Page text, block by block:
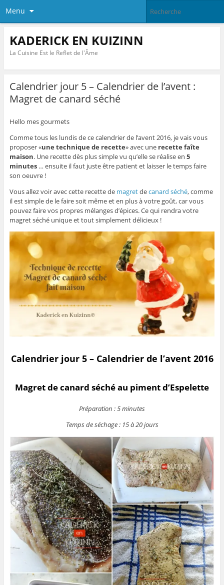
Menu
KADERICK EN KUIZINN
La Cuisine Est le Reflet de l'Âme
Calendrier jour 5 – Calendrier de l’avent :
Magret de canard séché
Hello mes gourmets
Comme tous les lundis de ce calendrier de l’avent 2016, je vais vous
proposer «une technique de recette» avec une recette faîte
maison. Une recette dès plus simple vu qu’elle se réalise en 5
minutes… ensuite il faut juste être patient et laisser le temps faire
son oeuvre !
Vous allez voir avec cette recette de magretdecanard séché, comme
il est simple de le faire soit même et en plus à votre goût, car vous
pouvez faire vos propres mélanges d’épices. Ce qui rendra votre
magret séché unique et tout simplement délicieux !
Calendrier jour 5 – Calendrier de l’avent 2016
Magret de canard séché au piment d’Espelette
Préparation : 5 minutes
Temps de séchage : 15 à 20 jours